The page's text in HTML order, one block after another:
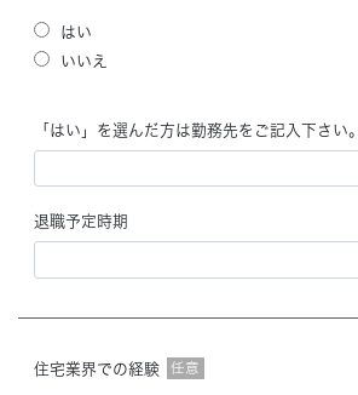
はい
いいえ
「はい」を選んだ方は勤務先をご記入下さい。
退職予定時期
住宅業界での経験 任意